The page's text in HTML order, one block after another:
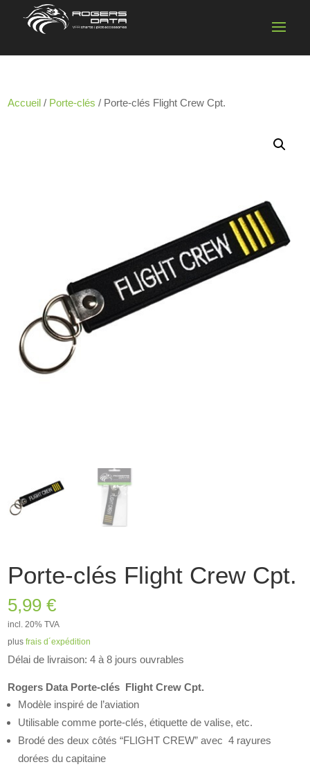
Accueil / Porte-clés / Porte-clés Flight Crew Cpt.
Porte-clés Flight Crew Cpt.
5,99€
incl. 20% TVA
plusfrais d´expédition
Délai de livraison: 4 à 8 jours ouvrables
Rogers Data Porte-clés Flight Crew Cpt.
Modèle inspiré de l’aviation
Utilisable comme porte-clés, étiquette de valise, etc.
Brodé des deux côtés “FLIGHT CREW” avec 4 rayures
dorées du capitaine